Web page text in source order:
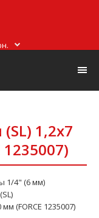
1,2х7
1/4" (6 мм)
(FORCE 1235007)